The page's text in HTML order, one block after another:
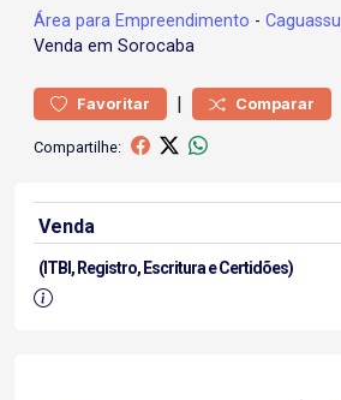
Área para Empreendimento - Caguassu
Venda em Sorocaba
Favoritar | Comparar
Compartilhe:
Venda
(ITBI, Registro, Escritura e Certidões)